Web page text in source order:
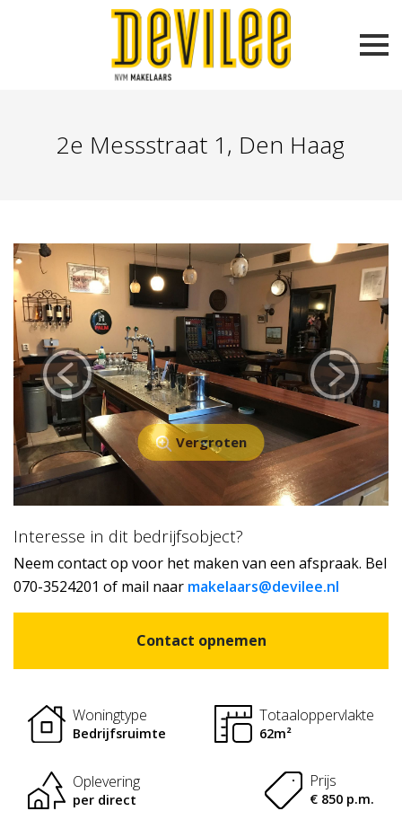
2e Messstraat 1, Den Haag
Vergroten
Interesse in dit bedrijfsobject?
Neem contact op voor het maken van een afspraak. Bel
070-3524201 of mail naar makelaars@devilee.nl
Contact opnemen
Woningtype
Bedrijfsruimte
Totaaloppervlakte
62m²
Oplevering
per direct
Prijs
€ 850 p.m.